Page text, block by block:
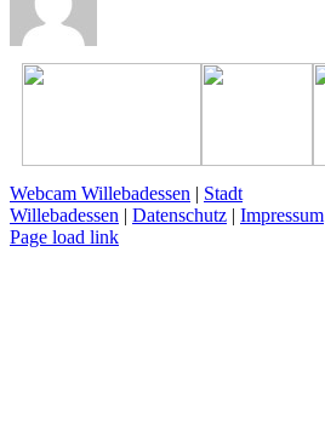
Webcam Willebadessen | Stadt
Willebadessen | Datenschutz | Impressum
Facebook
X
YouTube
Page load link